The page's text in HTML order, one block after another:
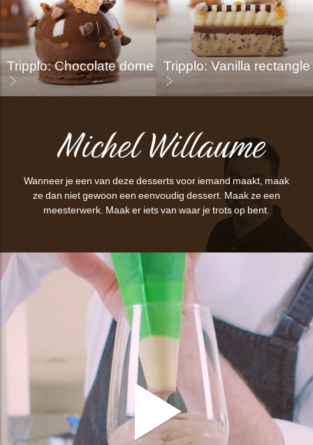
Tripplo: Chocolate dome
Michel Willaume
Wanneer je een van deze desserts voor iemand maakt, maak
ze dan niet gewoon een eenvoudig dessert. Maak ze een
meesterwerk. Maak er iets van waar je trots op bent.
Tripplo: Vanilla rectangle